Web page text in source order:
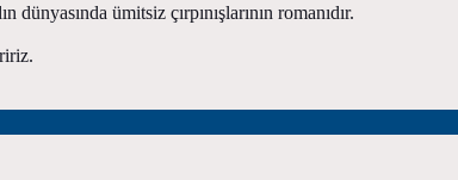
ümitsiz çırpınışlarının romanıdır.